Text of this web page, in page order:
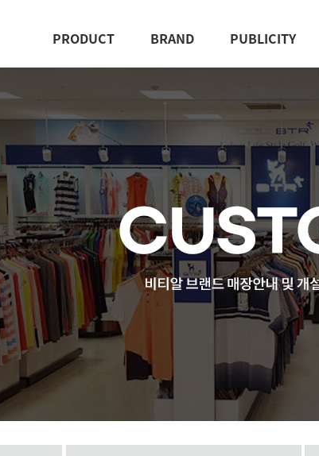
PRODUCT BRAND PUBLICITY